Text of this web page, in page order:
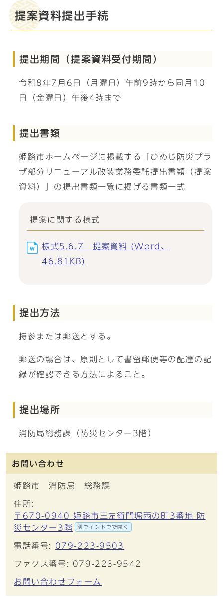
提案資料提出手続
提出期間（提案資料受付期間）
令和8年7月6日（月曜日）午前9時から同月10
日（金曜日）午後4時まで
提出書類
姫路市ホームページに掲載する「ひめじ防災プラ
ザ部分リニューアル改装業務委託提出書類（提案
資料）」の提出書類一覧に掲げる書類一式
提案に関する様式
様式5,6,7 提案資料 (Word、
46.81KB)
提出方法
持参または郵送とする。
郵送の場合は、原則として書留郵便等の配達の記
録が確認できる方法によること。
提出場所
消防局総務課（防災センター3階）
お問い合わせ
姫路市 消防局 総務課
住所:
〒670-0940 姫路市三左衛門堀西の町3番地 防
災センター3階
別ウィンドウで開く
電話番号: 079-223-9503
ファクス番号: 079-223-9542
お問い合わせフォーム